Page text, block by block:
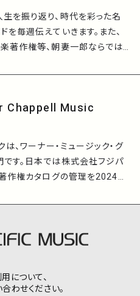
を振り返り、時代を彩った名
毎週伝えていきます。また、
著作権等、朝妻一郎ならでは
名曲に新しい魅力を発見して
Chappell Music
、ワーナー・ミュージック・グ
す。日本では株式会社フジパ
作権カタログの管理を2024年
について、
わせください。